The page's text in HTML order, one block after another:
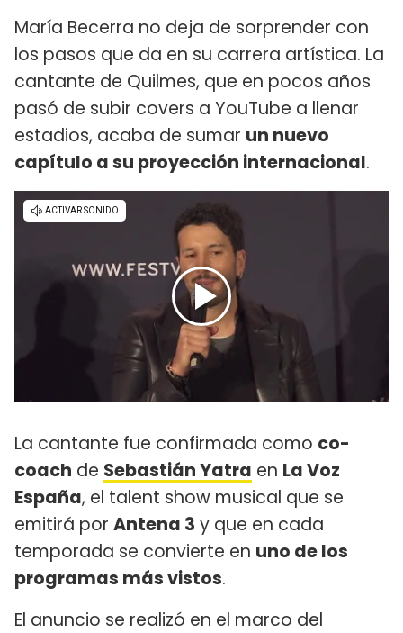
María Becerra no deja de sorprender con
los pasos que da en su carrera artística. La
cantante de Quilmes, que en pocos años
pasó de subir covers a YouTube a llenar
estadios, acaba de sumar un nuevo
capítulo a su proyección internacional.
La cantante fue confirmada como co-
coach de Sebastián Yatra en La Voz
España, el talent show musical que se
emitirá por Antena 3 y que en cada
temporada se convierte en uno de los
programas más vistos.
El anuncio se realizó en el marco del